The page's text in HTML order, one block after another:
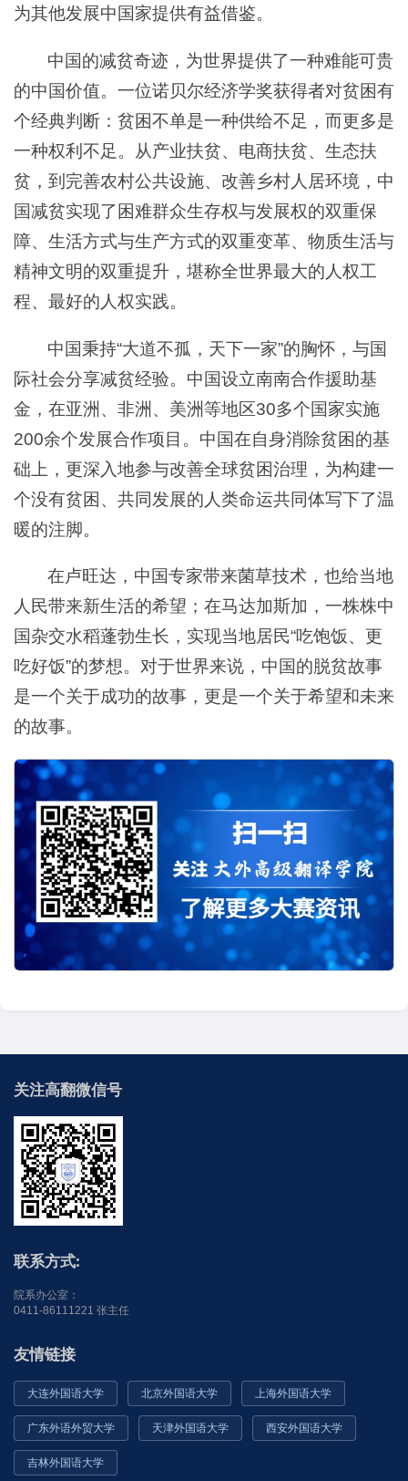
为其他发展中国家提供有益借鉴。
中国的减贫奇迹，为世界提供了一种难能可贵
的中国价值。一位诺贝尔经济学奖获得者对贫困有
个经典判断：贫困不单是一种供给不足，而更多是
一种权利不足。从产业扶贫、电商扶贫、生态扶
贫，到完善农村公共设施、改善乡村人居环境，中
国减贫实现了困难群众生存权与发展权的双重保
障、生活方式与生产方式的双重变革、物质生活与
精神文明的双重提升，堪称全世界最大的人权工
程、最好的人权实践。
中国秉持“大道不孤，天下一家”的胸怀，与国
际社会分享减贫经验。中国设立南南合作援助基
金，在亚洲、非洲、美洲等地区30多个国家实施
200余个发展合作项目。中国在自身消除贫困的基
础上，更深入地参与改善全球贫困治理，为构建一
个没有贫困、共同发展的人类命运共同体写下了温
暖的注脚。
在卢旺达，中国专家带来菌草技术，也给当地
人民带来新生活的希望；在马达加斯加，一株株中
国杂交水稻蓬勃生长，实现当地居民“吃饱饭、更
吃好饭”的梦想。对于世界来说，中国的脱贫故事
是一个关于成功的故事，更是一个关于希望和未来
的故事。
关注高翻微信号
联系方式:
院系办公室：
0411-86111221 张主任
友情链接
大连外国语大学 北京外国语大学 上海外国语大学
广东外语外贸大学 天津外国语大学 西安外国语大学
吉林外国语大学